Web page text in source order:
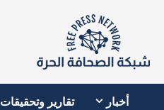
أخبار تقارير وتحقيقات